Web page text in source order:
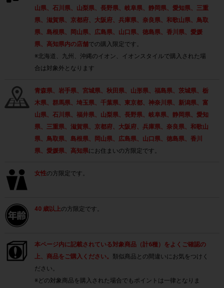
山県、石川県、山梨県、長野県、岐阜県、静岡県、愛知県、三重
県、滋賀県、京都府、大阪府、兵庫県、奈良県、和歌山県、鳥取
県、島根県、岡山県、広島県、山口県、徳島県、香川県、愛媛
県、高知県内の店舗での購入限定です。
※北海道、九州、沖縄のイオン、イオンスタイルで購入された場
合は対象外となります
青森県、岩手県、宮城県、秋田県、山形県、福島県、茨城県、栃
木県、群馬県、埼玉県、千葉県、東京都、神奈川県、新潟県、富
山県、石川県、福井県、山梨県、長野県、岐阜県、静岡県、愛知
県、三重県、滋賀県、京都府、大阪府、兵庫県、奈良県、和歌山
県、鳥取県、島根県、岡山県、広島県、山口県、徳島県、香川
県、愛媛県、高知県にお住まいの方限定です。
女性の方限定です。
40 歳以上の方限定です。
本ページ内に記載されている対象商品（計6種）をよくご確認の
上、商品をご購入ください。 類似商品との間違いにお気をつけく
ださい。
※どの対象商品を購入された場合でもポイントは一律となりま